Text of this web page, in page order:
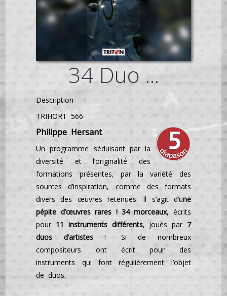
34 Duo ...
Description
TRIHORT 566
Philippe Hersant
Un programme séduisant par la
diversité et l’originalité des
formations présentes, par la variété des
sources d’inspiration, comme des formats
divers des œuvres retenues. Il s’agit d’une
pépite d’œuvres rares ! 34 morceaux, écrits
pour 11 instruments différents, joués par 7
duos d’artistes! Si de nombreux
compositeurs ont écrit pour des
instruments qui font régulièrement l’objet
de duos,